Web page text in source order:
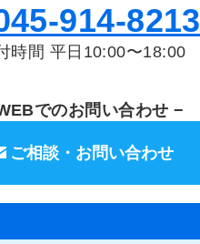
914-8213
時間 平日10:00〜18:00
でのお問い合わせ −
ご相談・お問い合わせ